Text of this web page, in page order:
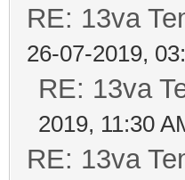
RE: 13va
26-07-2019,
RE: 13va
2019, 11:30
RE: 13va